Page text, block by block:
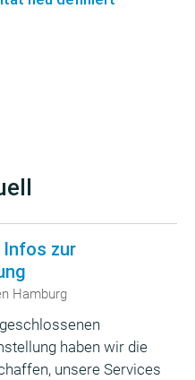
zur
Hamburg
haben wir die
unsere Services